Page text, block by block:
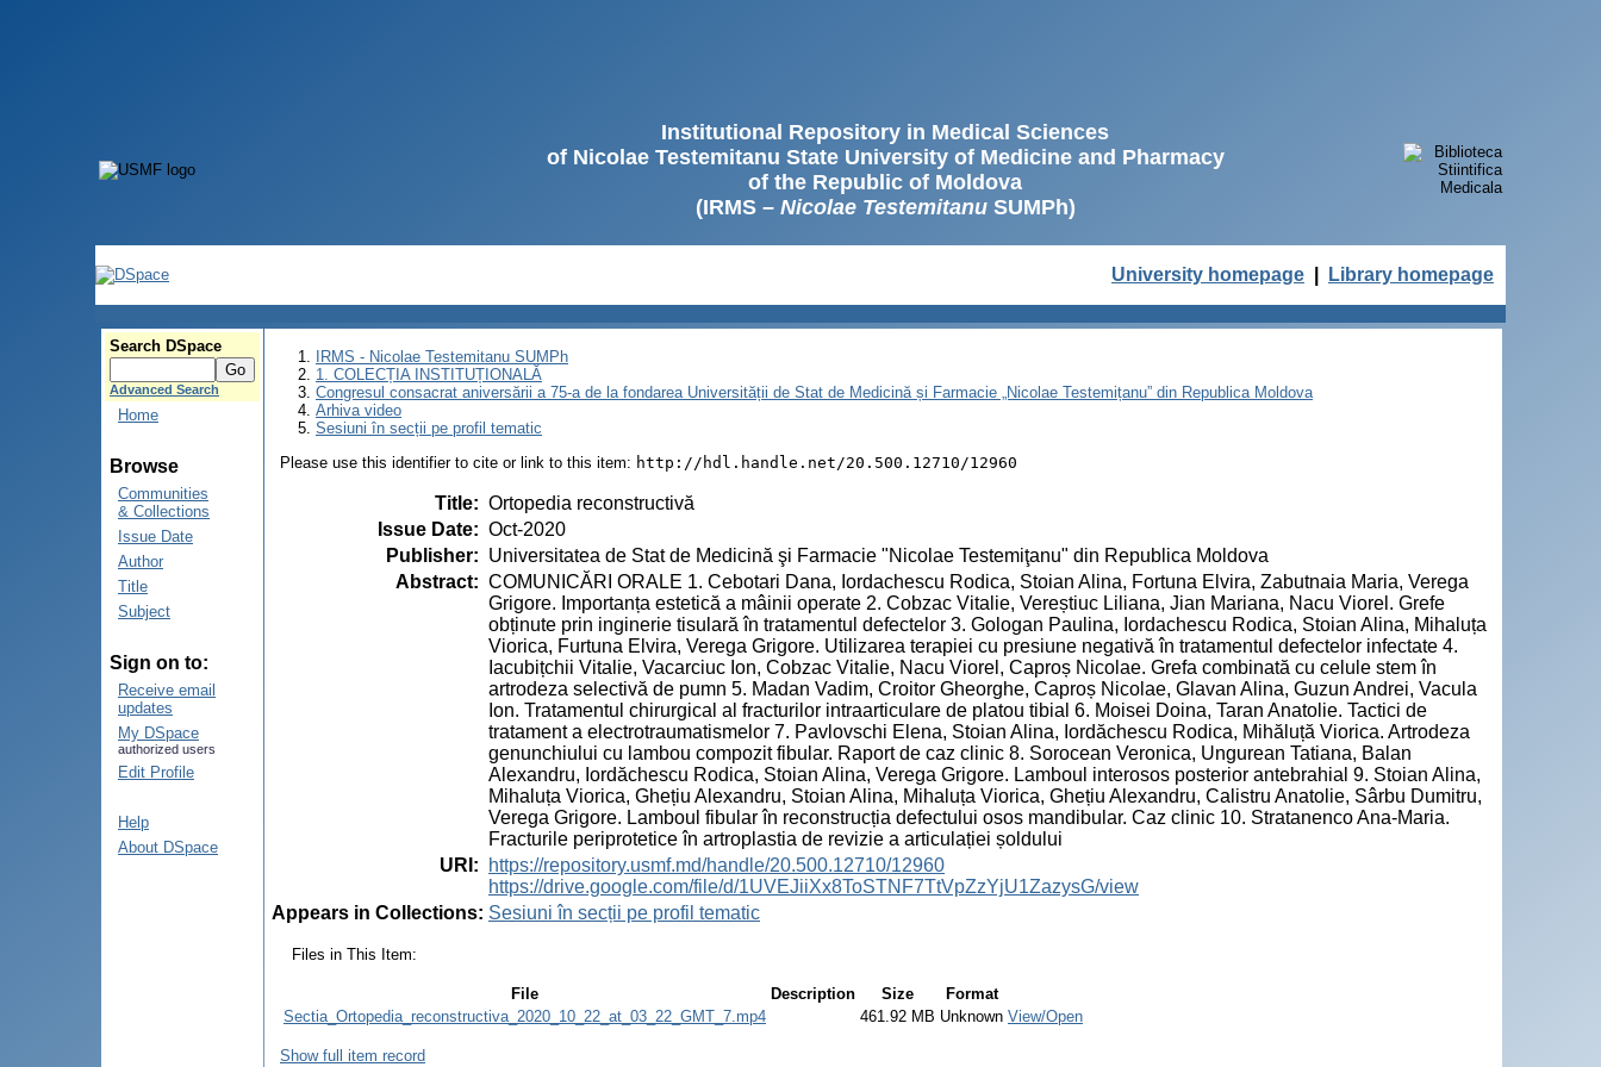
Institutional Repository in Medical Sciences
of Nicolae Testemitanu State University of Medicine and Pharmacy
of the Republic of Moldova
(IRMS – Nicolae TestemitanuSUMPh)
University homepage Library homepage
Search DSpace
Advanced Search
Home
Browse
Communities
& Collections
Issue Date
Author
Title
Subject
Sign on to:
Receive email
updates
My DSpace
authorized users
Edit Profile
Help
About DSpace
IRMS - Nicolae Testemitanu SUMPh
1. COLECȚIA INSTITUȚIONALĂ
Congresul consacrat aniversării a 75-a de la fondarea Universității de Stat de Medicină și Farmacie „Nicolae Testemițanu” din Republica Moldova
Arhiva video
Sesiuni în secții pe profil tematic
Please use this identifier to cite or link to this item: http://hdl.handle.net/20.500.12710/12960
Title: Ortopedia reconstructivă
Issue Date: Oct-2020
Publisher: Universitatea de Stat de Medicină şi Farmacie "Nicolae Testemiţanu" din Republica Moldova
Abstract: COMUNICĂRI ORALE 1. Cebotari Dana, Iordachescu Rodica, Stoian Alina, Fortuna Elvira, Zabutnaia Maria, Verega
Grigore. Importanța estetică a mâinii operate 2. Cobzac Vitalie, Vereștiuc Liliana, Jian Mariana, Nacu Viorel. Grefe
obținute prin inginerie tisulară în tratamentul defectelor 3. Gologan Paulina, Iordachescu Rodica, Stoian Alina, Mihaluța
Viorica, Furtuna Elvira, Verega Grigore. Utilizarea terapiei cu presiune negativă în tratamentul defectelor infectate 4.
Iacubițchii Vitalie, Vacarciuc Ion, Cobzac Vitalie, Nacu Viorel, Caproș Nicolae. Grefa combinată cu celule stem în
artrodeza selectivă de pumn 5. Madan Vadim, Croitor Gheorghe, Caproș Nicolae, Glavan Alina, Guzun Andrei, Vacula
Ion. Tratamentul chirurgical al fracturilor intraarticulare de platou tibial 6. Moisei Doina, Taran Anatolie. Tactici de
tratament a electrotraumatismelor 7. Pavlovschi Elena, Stoian Alina, Iordăchescu Rodica, Mihăluță Viorica. Artrodeza
genunchiului cu lambou compozit fibular. Raport de caz clinic 8. Sorocean Veronica, Ungurean Tatiana, Balan
Alexandru, Iordăchescu Rodica, Stoian Alina, Verega Grigore. Lamboul interosos posterior antebrahial 9. Stoian Alina,
Mihaluța Viorica, Ghețiu Alexandru, Stoian Alina, Mihaluța Viorica, Ghețiu Alexandru, Calistru Anatolie, Sârbu Dumitru,
Verega Grigore. Lamboul fibular în reconstrucția defectului osos mandibular. Caz clinic 10. Stratanenco Ana-Maria.
Fracturile periprotetice în artroplastia de revizie a articulației șoldului
URI :
https://repository.usmf.md/handle/20.500.12710/12960
https://drive.google.com/file/d/1UVEJiiXx8ToSTNF7TtVpZzYjU1ZazysG/view
Appears in Collections: Sesiuni în secții pe profil tematic
Files in This Item:
File Description Size
Format
Sectia_Ortopedia_reconstructiva_2020_10_22_at_03_22_GMT_7.mp4
461.92 MB Unknown View/Open
Show full item record